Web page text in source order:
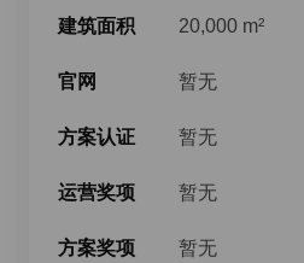
建筑面积 20,000 m²
官网 暂无
方案认证 暂无
运营奖项 暂无
方案奖项 暂无